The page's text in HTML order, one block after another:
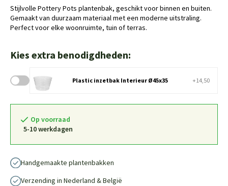
Stijlvolle Pottery Pots plantenbak, geschikt voor binnen en buiten.
Gemaakt van duurzaam materiaal met een moderne uitstraling.
Perfect voor elke woonruimte, tuin of terras.
Kies extra benodigdheden:
Plastic inzetbak Interieur Ø45x35 +14,50
Op voorraad
5-10 werkdagen
Handgemaakte plantenbakken
Verzending in Nederland & België